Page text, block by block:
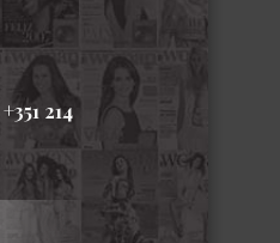
+351 214